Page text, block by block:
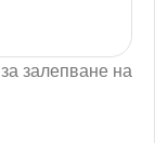
залепване на